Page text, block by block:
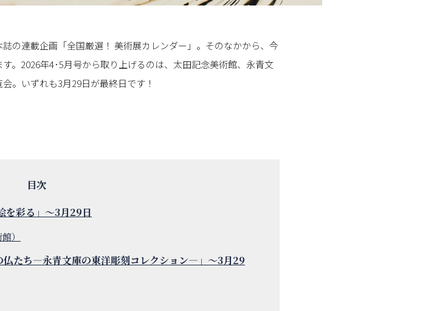
の連載企画「全国厳選！ 美術展カレンダー」。そのなかから、今
。2026年4･5月号から取り上げるのは、太田記念美術館、永青文
。いずれも3月29日が最終日です！
彩る」～3月29日
）
仏たち―永青文庫の東洋彫刻コレクション―」～3月29